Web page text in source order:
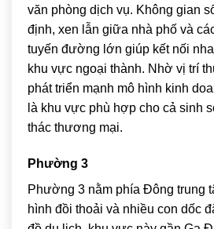
văn phòng dịch vụ. Không gian
định, xen lẫn giữa nhà phố và
tuyến đường lớn giúp kết nối
khu vực ngoại thành. Nhờ vị trí
phát triển mạnh mô hình kinh
là khu vực phù hợp cho cả sinh
thác thương mại.
Phường 3
Phường 3 nằm phía Đông trung
hình đồi thoải và nhiều con dốc